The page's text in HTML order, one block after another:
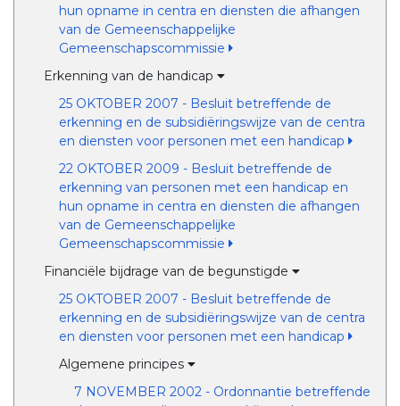
hun opname in centra en diensten die afhangen
van de Gemeenschappelijke
Gemeenschapscommissie
Erkenning van de handicap
25 OKTOBER 2007 - Besluit betreffende de
erkenning en de subsidiëringswijze van de centra
en diensten voor personen met een handicap
22 OKTOBER 2009 - Besluit betreffende de
erkenning van personen met een handicap en
hun opname in centra en diensten die afhangen
van de Gemeenschappelijke
Gemeenschapscommissie
Financiële bijdrage van de begunstigde
25 OKTOBER 2007 - Besluit betreffende de
erkenning en de subsidiëringswijze van de centra
en diensten voor personen met een handicap
Algemene principes
7 NOVEMBER 2002 - Ordonnantie betreffende